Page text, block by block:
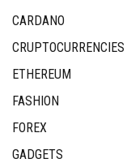
CARDANO
CRUPTOCURRENCIES
ETHEREUM
FASHION
FOREX
GADGETS